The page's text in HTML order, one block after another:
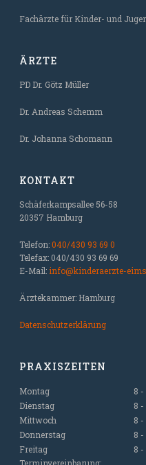
Fachärzte für Kinder- und
ÄRZTE
PD Dr. Götz Müller
Dr. Andreas Schemm
Dr. Johanna Schomann
KONTAKT
Schäferkampsallee 56-58
20357 Hamburg
Telefon:040/430 93 69 0
Telefax: 040/430 93 69 69
E-Mail: info@kinderaerzte-
Ärztekammer: Hamburg
Datenschutzerklärung
PRAXISZEITEN
Montag
8 -
Dienstag
8 -
Mittwoch
8 -
Donnerstag
8 -
Freitag
8 -